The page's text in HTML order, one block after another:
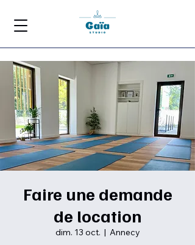
Faire une demande
de location
dim. 13 oct.
  |
Annecy